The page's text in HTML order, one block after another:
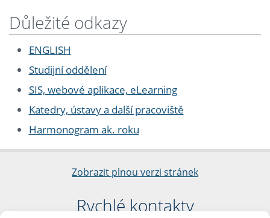
Důležité odkazy
ENGLISH
Studijní oddělení
SIS, webové aplikace, eLearning
Katedry, ústavy a další pracoviště
Harmonogram ak. roku
Zobrazit plnou verzi stránek
Rychlé kontakty